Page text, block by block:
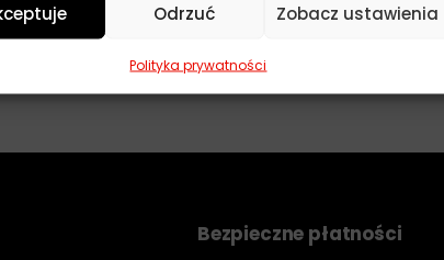
Odrzuć Zobacz ustawienia
Polityka prywatności
POKAŻ WIĘCEJ PRODUKTÓW
Bezpieczne płatności